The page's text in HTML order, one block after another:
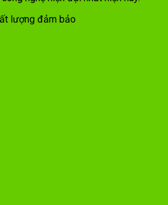
lượng đảm bảo